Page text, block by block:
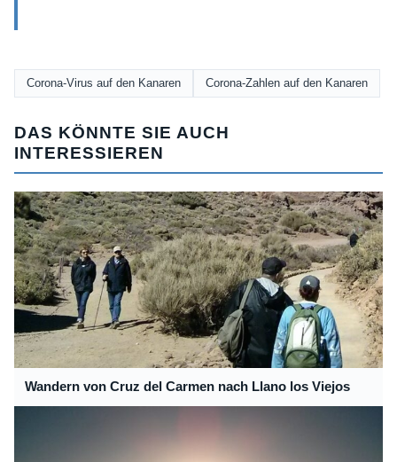
Corona-Virus auf den Kanaren Corona-Zahlen auf den Kanaren
DAS KÖNNTE SIE AUCH
INTERESSIEREN
Wandern von Cruz del Carmen nach Llano los Viejos